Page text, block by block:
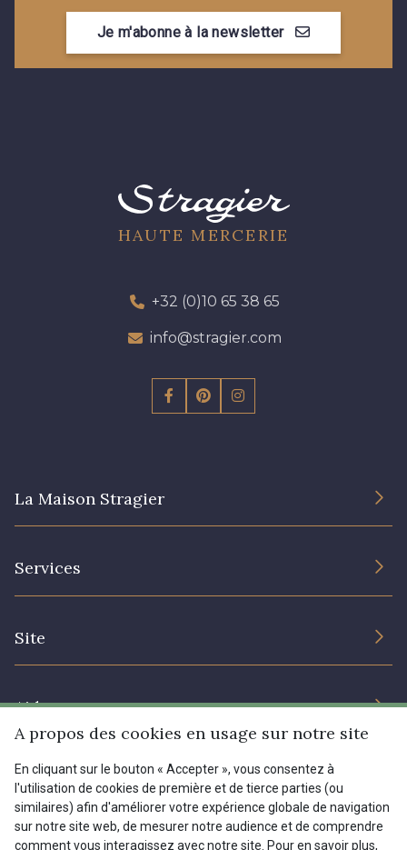
Je m'abonne à la newsletter
HAUTE MERCERIE
+32 (0)10 65 38 65
info@stragier.com
La Maison Stragier
Services
Site
Prix réduits
Magazine
Aide
Livraison : France, Belgique, International
Retours & réclamations
FAQ - Questions fréquentes
Menu
Tous nos tissus
A propos des cookies en usage sur notre site
En cliquant sur le bouton « Accepter », vous consentez à
l'utilisation de cookies de première et de tierce parties (ou
similaires) afin d'améliorer votre expérience globale de navigation
sur notre site web, de mesurer notre audience et de comprendre
comment vous interagissez avec notre site. Pour en savoir plus,